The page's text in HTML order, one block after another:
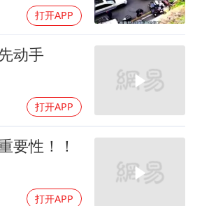
打开APP
动手
打开APP
要性！！
打开APP